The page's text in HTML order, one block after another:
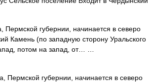
Пермской губернии, начинается в северо
Камень (по западную сторону Уральского
потом на запад, от… …
Пермской губернии, начинается в северо